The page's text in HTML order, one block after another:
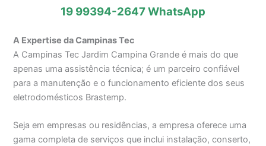
19 99394-2647WhatsApp
A Expertise da Campinas Tec
A Campinas Tec Jardim Campina Grande é mais do que
apenas uma assistência técnica; é um parceiro confiável
para a manutenção e o funcionamento eficiente dos seus
eletrodomésticos Brastemp.
Seja em empresas ou residências, a empresa oferece uma
gama completa de serviços que inclui instalação, conserto,